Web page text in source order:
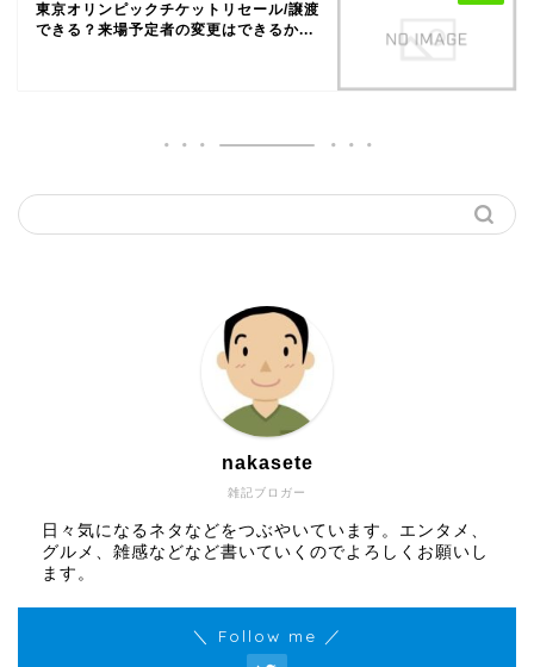
東京オリンピックチケットリセール/譲渡
できる？来場予定者の変更はできるか...
雑記ブロガー
nakasete
日々気になるネタなどをつぶやいています。エンタメ、
グルメ、雑感などなど書いていくのでよろしくお願いし
ます。
＼ Follow me ／